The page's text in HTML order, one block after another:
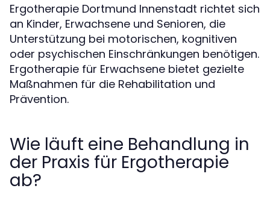
Ergotherapie Dortmund Innenstadt richtet sich
an Kinder, Erwachsene und Senioren, die
Unterstützung bei motorischen, kognitiven
oder psychischen Einschränkungen benötigen.
Ergotherapie für Erwachsene bietet gezielte
Maßnahmen für die Rehabilitation und
Prävention.
Wie läuft eine Behandlung in
der Praxis für Ergotherapie
ab?